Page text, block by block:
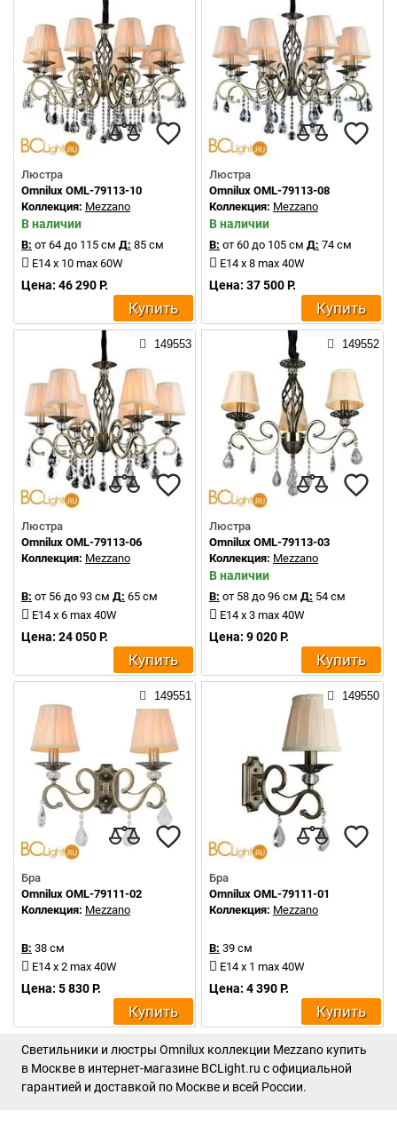
Люстра
Omnilux OML-79113-10
Коллекция: Mezzano
В наличии
В: от 64 до 115 см Д: 85 см
E14 x 10 max 60W
Цена: 46 290 Р.
Купить
Люстра
Omnilux OML-79113-08
Коллекция: Mezzano
В наличии
В: от 60 до 105 см Д: 74 см
E14 x 8 max 40W
Цена: 37 500 Р.
Купить
149553
Люстра
Omnilux OML-79113-06
Коллекция: Mezzano
В: от 56 до 93 см Д: 65 см
E14 x 6 max 40W
Цена: 24 050 Р.
Купить
149552
Люстра
Omnilux OML-79113-03
Коллекция: Mezzano
В наличии
В: от 58 до 96 см Д: 54 см
E14 x 3 max 40W
Цена: 9 020 Р.
Купить
149551
Бра
Omnilux OML-79111-02
Коллекция: Mezzano
В: 38 см
E14 x 2 max 40W
Цена: 5 830 Р.
Купить
149550
Бра
Omnilux OML-79111-01
Коллекция: Mezzano
В: 39 см
E14 x 1 max 40W
Цена: 4 390 Р.
Купить
Светильники и люстры Omnilux коллекции Mezzano купить
в Москве в интернет-магазине BCLight.ru с официальной
гарантией и доставкой по Москве и всей России.